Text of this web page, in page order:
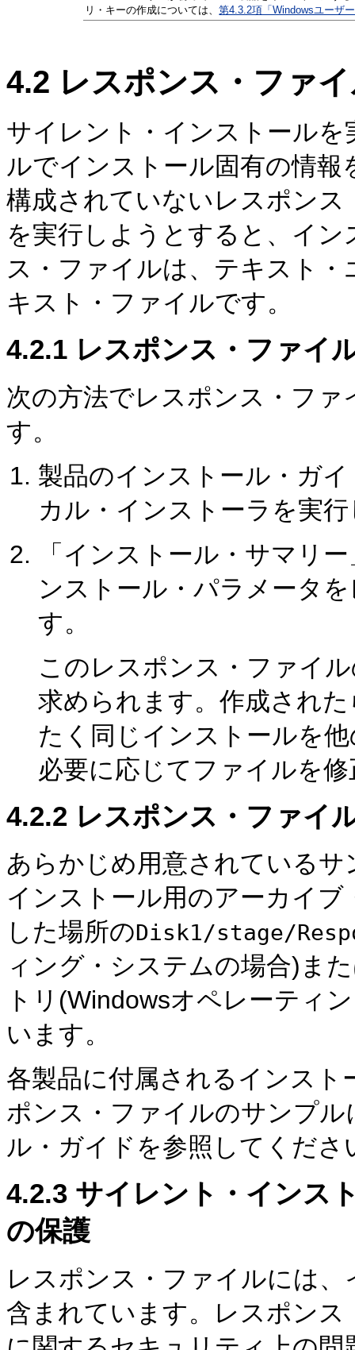
リ・キーの作成については、第4.3.2項「Windowsユーザ
4.2 レスポンス・ファ
サイレント・インストール
ルでインストール固有の情
構成されていないレスポン
を実行しようとすると、イ
ス・ファイルは、テキスト
キスト・ファイルです。
4.2.1 レスポンス・ファイ
次の方法でレスポンス・フ
す。
製品のインストール・ガ
カル・インストーラを実
「インストール・サマリ
ンストール・パラメータ
す。
このレスポンス・ファイ
求められます。作成され
たく同じインストールを
必要に応じてファイルを
4.2.2 レスポンス・ファイ
あらかじめ用意されているサ
インストール用のアーカイ
した場所のDisk1/stage/
ィング・システムの場合)ま
トリ(Windowsオペレーティ
います。
各製品に付属されるインス
ポンス・ファイルのサンプ
ル・ガイドを参照してくださ
4.2.3 サイレント・インス
の保護
レスポンス・ファイルには
含まれています。レスポン